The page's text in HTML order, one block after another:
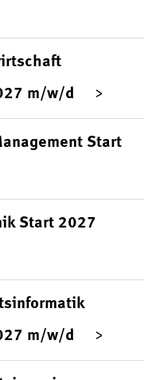
m/w/d
Start
Start 2027
m/w/d